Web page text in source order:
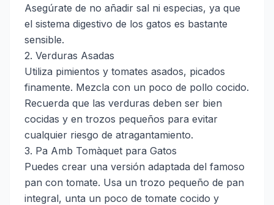
Asegúrate de no añadir sal ni especias, ya que
el sistema digestivo de los gatos es bastante
sensible.
2. Verduras Asadas
Utiliza pimientos y tomates asados, picados
finamente. Mezcla con un poco de pollo cocido.
Recuerda que las verduras deben ser bien
cocidas y en trozos pequeños para evitar
cualquier riesgo de atragantamiento.
3. Pa Amb Tomàquet para Gatos
Puedes crear una versión adaptada del famoso
pan con tomate. Usa un trozo pequeño de pan
integral, unta un poco de tomate cocido y